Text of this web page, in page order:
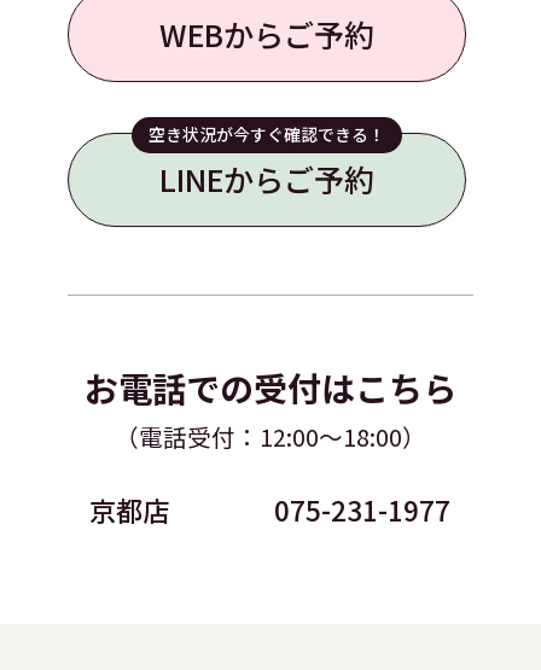
WEBからご予約
空き状況が今すぐ確認できる！
LINEからご予約
お電話での受付はこちら
（電話受付：12:00～18:00）
京都店 075-231-1977